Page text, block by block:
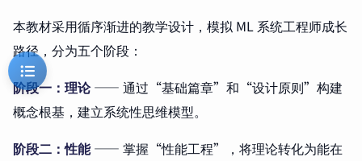
本教材采用循序渐进的教学设计，模拟 ML 系统工程师成长
路径，分为五个阶段：
阶段一：理论—— 通过“基础篇章”和“设计原则”构建
概念根基，建立系统性思维模型。
阶段二：性能—— 掌握“性能工程”，将理论转化为能在